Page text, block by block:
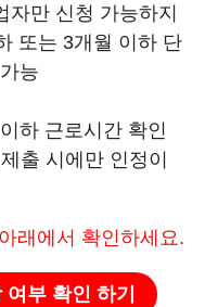
자만 신청 가능하지
또는 3개월 이하 단
능
하 근로시간 확인
출 시에만 인정이
래에서 확인하세요.
부 확인 하기